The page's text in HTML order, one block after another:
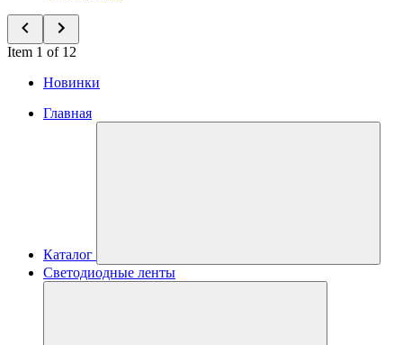
Item 1 of 12
Новинки
Главная
Каталог
Светодиодные ленты